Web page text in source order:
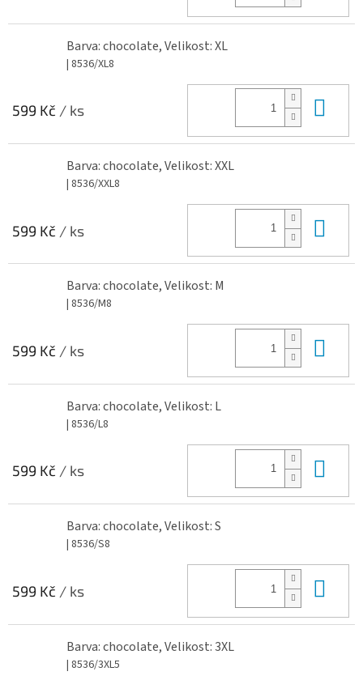
Barva: chocolate, Velikost: XL
| 8536/XL8
599 Kč / ks
Barva: chocolate, Velikost: XXL
| 8536/XXL8
599 Kč / ks
Barva: chocolate, Velikost: M
| 8536/M8
599 Kč / ks
Barva: chocolate, Velikost: L
| 8536/L8
599 Kč / ks
Barva: chocolate, Velikost: S
| 8536/S8
599 Kč / ks
Barva: chocolate, Velikost: 3XL
| 8536/3XL5